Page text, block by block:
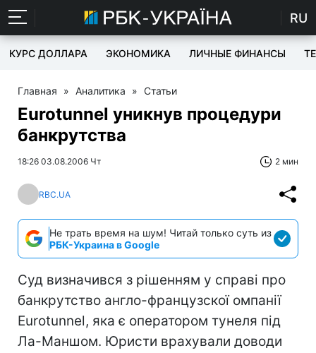
RU
КУРС ДОЛЛАРА ЭКОНОМИКА ЛИЧНЫЕ ФИНАНСЫ
Главная » Аналитика » Статьи
Eurotunnel уникнув процедури
банкрутства
18:26 03.08.2006 Чт 2 мин
RBC.UA
Не трать время на шум! Читай только суть из
РБК-Украина в Google
Суд визначився з рішенням у справі про
банкрутство англо-французскої омпанії
Eurotunnel, яка є оператором тунеля під
Ла-Маншом. Юристи врахували доводи